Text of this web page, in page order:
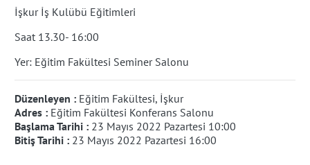
İşkur İş Kulübü Eğitimleri
Saat 13.30- 16:00
Yer: Eğitim Fakültesi Seminer Salonu
Düzenleyen : Eğitim Fakültesi, İşkur
Adres : Eğitim Fakültesi Konferans Salonu
Başlama Tarihi : 23 Mayıs 2022 Pazartesi 10:00
Bitiş Tarihi : 23 Mayıs 2022 Pazartesi 16:00